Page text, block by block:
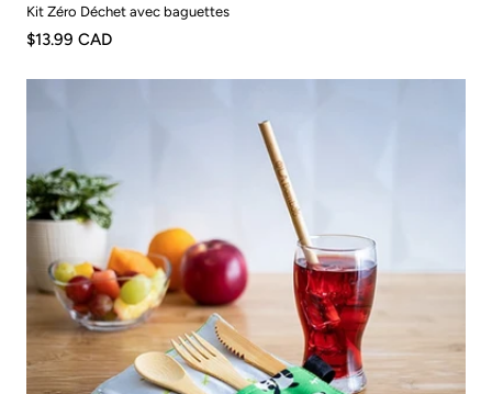
Kit Zéro Déchet avec baguettes
$13.99 CAD